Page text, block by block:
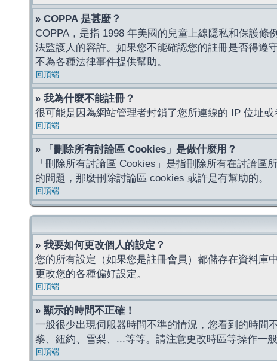
» COPPA 是甚麼？
COPPA，是指 1998 年美國的兒童上線隱私和保護
法監護人的容許。如果您不能確認您的註冊是否得遵
不為各種法律事件提供幫助。
回頂端
» 我為什麼不能註冊？
很可能是因為網站管理者封鎖了您所連線的 IP 位址
回頂端
» 「刪除所有討論區 Cookies」是做什麼用？
「刪除所有討論區 Cookies」是指刪除所有在討論
的問題，那麼刪除討論區 cookies 或許是有幫助的。
回頂端
» 我要如何更改個人的設定？
您的所有設定（如果您是註冊會員）都儲存在資料庫
更改您的各種偏好設定。
回頂端
» 顯示的時間不正確！
一般很少出現伺服器時間不準的情況，您看到的時間
黎、紐約、雪梨、...等等。請注意更改時區等操作一
回頂端